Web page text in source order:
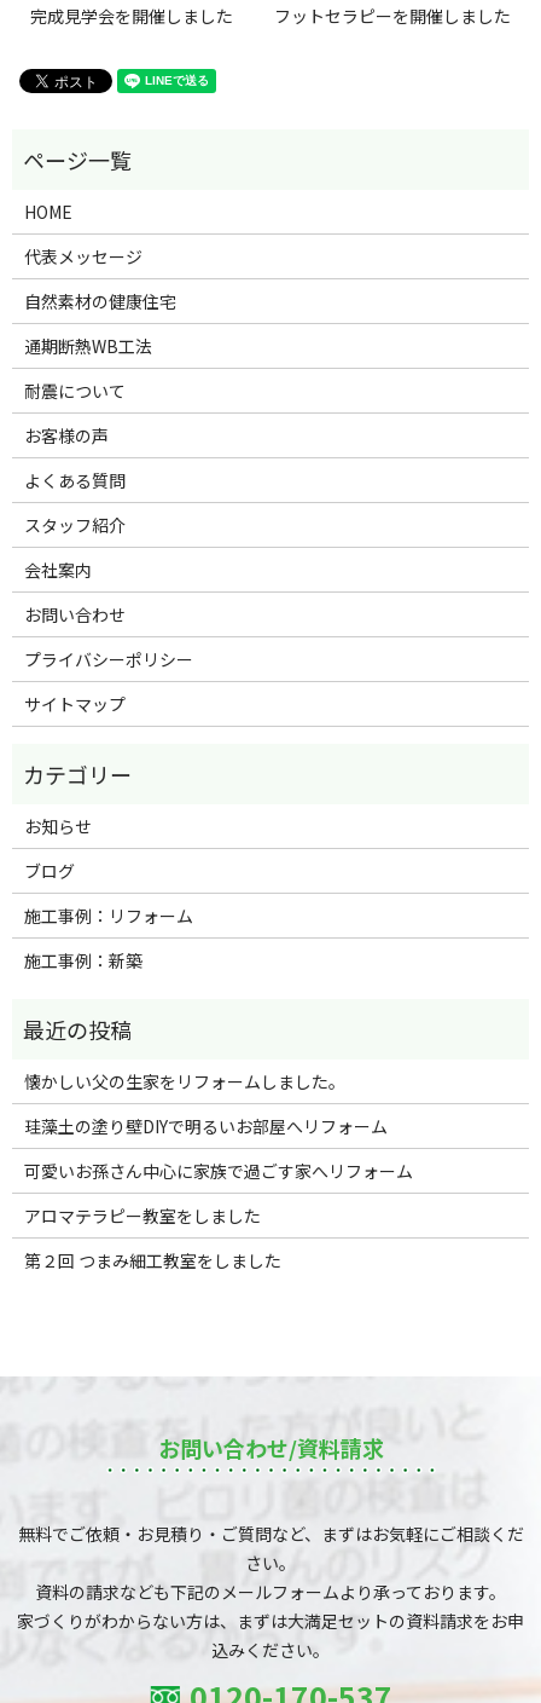
完成見学会を開催しました フットセラピーを開催しました
HOME
代表メッセージ
自然素材の健康住宅
通期断熱WB工法
耐震について
お客様の声
よくある質問
スタッフ紹介
会社案内
お問い合わせ
プライバシーポリシー
サイトマップ
お知らせ
ブログ
施工事例：リフォーム
施工事例：新築
懐かしい父の生家をリフォームしました。
珪藻土の塗り壁DIYで明るいお部屋へリフォーム
可愛いお孫さん中心に家族で過ごす家へリフォーム
アロマテラピー教室をしました
第２回 つまみ細工教室をしました
お問い合わせ/資料請求
無料でご依頼・お見積り・ご質問など、まずはお気軽にご相談くだ
さい。
資料の請求なども下記のメールフォームより承っております。
家づくりがわからない方は、まずは大満足セットの資料請求をお申
込みください。